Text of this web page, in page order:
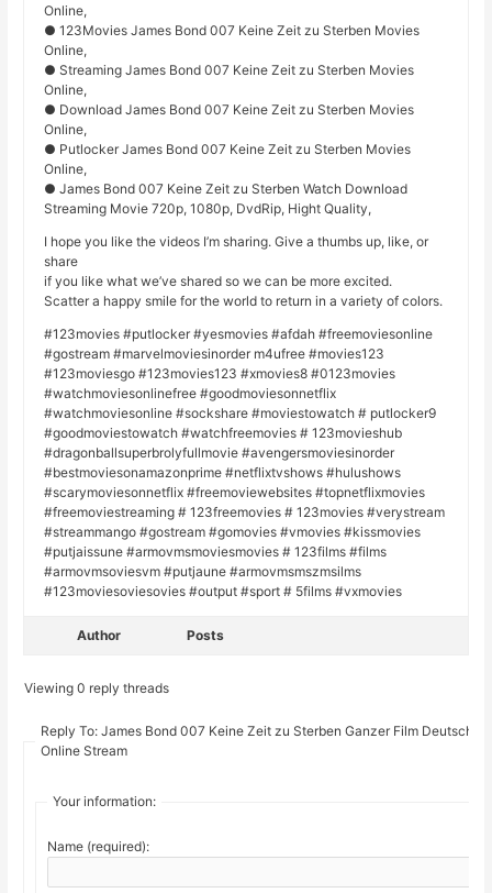
Online,
● 123Movies James Bond 007 Keine Zeit zu Sterben Movies
Online,
● Streaming James Bond 007 Keine Zeit zu Sterben Movies
Online,
● Download James Bond 007 Keine Zeit zu Sterben Movies
Online,
● Putlocker James Bond 007 Keine Zeit zu Sterben Movies
Online,
● James Bond 007 Keine Zeit zu Sterben Watch Download
Streaming Movie 720p, 1080p, DvdRip, Hight Quality,
I hope you like the videos I’m sharing. Give a thumbs up, like, or
share
if you like what we’ve shared so we can be more excited.
Scatter a happy smile for the world to return in a variety of colors.
#123movies #putlocker #yesmovies #afdah #freemoviesonline
#gostream #marvelmoviesinorder m4ufree #movies123
#123moviesgo #123movies123 #xmovies8 #0123movies
#watchmoviesonlinefree #goodmoviesonnetflix
#watchmoviesonline #sockshare #moviestowatch # putlocker9
#goodmoviestowatch #watchfreemovies # 123movieshub
#dragonballsuperbrolyfullmovie #avengersmoviesinorder
#bestmoviesonamazonprime #netflixtvshows #hulushows
#scarymoviesonnetflix #freemoviewebsites #topnetflixmovies
#freemoviestreaming # 123freemovies # 123movies #verystream
#streammango #gostream #gomovies #vmovies #kissmovies
#putjaissune #armovmsmoviesmovies # 123films #films
#armovmsoviesvm #putjaune #armovmsmszmsilms
#123moviesoviesovies #output #sport # 5films #vxmovies
Author Posts
Viewing 0 reply threads
Reply To: James Bond 007 Keine Zeit zu Sterben Ganzer Film Deutsch
Online Stream
Your information:
Name (required):